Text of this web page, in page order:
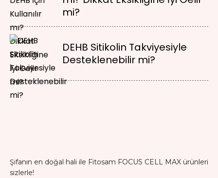
mi?
DEHB Sitikolin Takviyesiyle
Desteklenebilir mi?
Şifanın en doğal hali ile Fitosam FOCUS CELL MAX ürünleri
sizlerle!